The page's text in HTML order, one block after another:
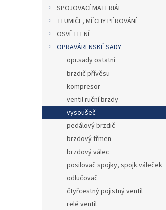
SPOJOVACÍ MATERIÁL
TLUMIČE, MĚCHY PÉROVÁNÍ
OSVĚTLENÍ
OPRAVÁRENSKÉ SADY
opr.sady ostatní
brzdič přívěsu
kompresor
ventil ruční brzdy
vysoušeč
pedálový brzdič
brzdový třmen
brzdový válec
posilovač spojky, spojk.váleček
odlučovač
čtyřcestný pojistný ventil
relé ventil